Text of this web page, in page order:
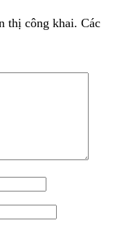
thị công khai. Các